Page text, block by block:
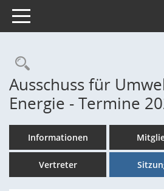
Toggle navigation
Rechercheauswahl
Ausschuss für
Energie - Termine
Informationen
Vertreter